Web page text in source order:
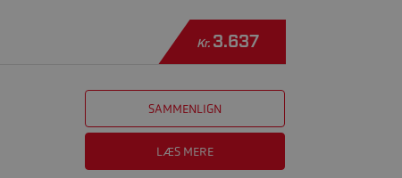
Kr. 3.637
SAMMENLIGN
LÆS MERE